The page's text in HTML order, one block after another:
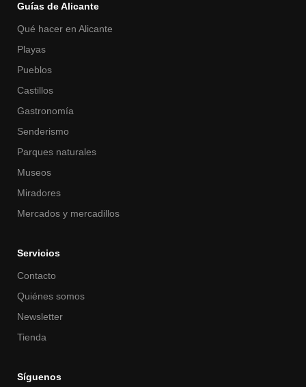
Guías de Alicante
Qué hacer en Alicante
Playas
Pueblos
Castillos
Gastronomía
Senderismo
Parques naturales
Museos
Miradores
Mercados y mercadillos
Servicios
Contacto
Quiénes somos
Newsletter
Tienda
Síguenos